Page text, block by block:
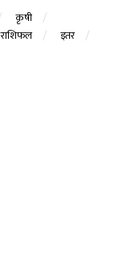
कृषी
राशिफल
इतर